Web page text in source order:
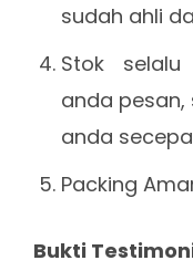
sudah ahli
Stok
anda
anda
Packing
Bukti